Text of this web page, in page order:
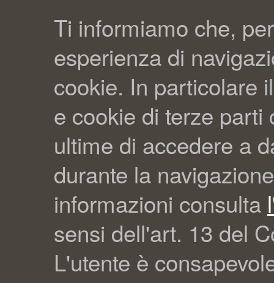
Ti informiamo che,
esperienza di
cookie. In particolare
e cookie di terze parti
ultime di accedere a
durante la
informazioni consulta
sensi dell'art. 13 del
L'utente è